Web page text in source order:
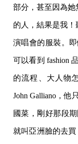
部分，甚至因為
的人，結果是我
演唱會的服裝。
可以看到 fashion
的流程、大人物
John Galliano，他
國菜，剛好那段
就叫亞洲臉的去